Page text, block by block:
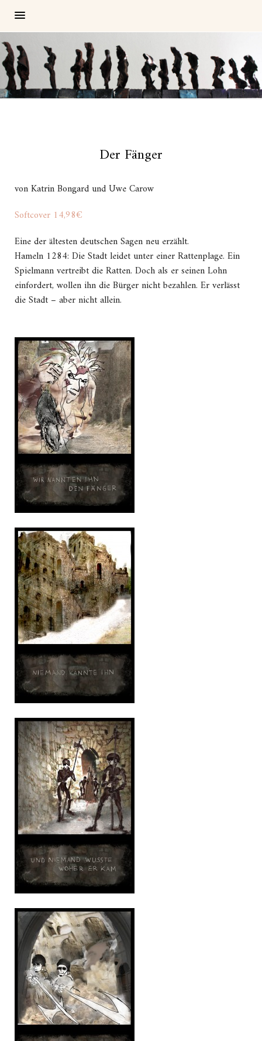
Der Fänger
von Katrin Bongard und Uwe Carow
Softcover 14,98€
Eine der ältesten deutschen Sagen neu erzählt.
Hameln 1284: Die Stadt leidet unter einer Rattenplage. Ein
Spielmann vertreibt die Ratten. Doch als er seinen Lohn
einfordert, wollen ihn die Bürger nicht bezahlen. Er verlässt
die Stadt – aber nicht allein.